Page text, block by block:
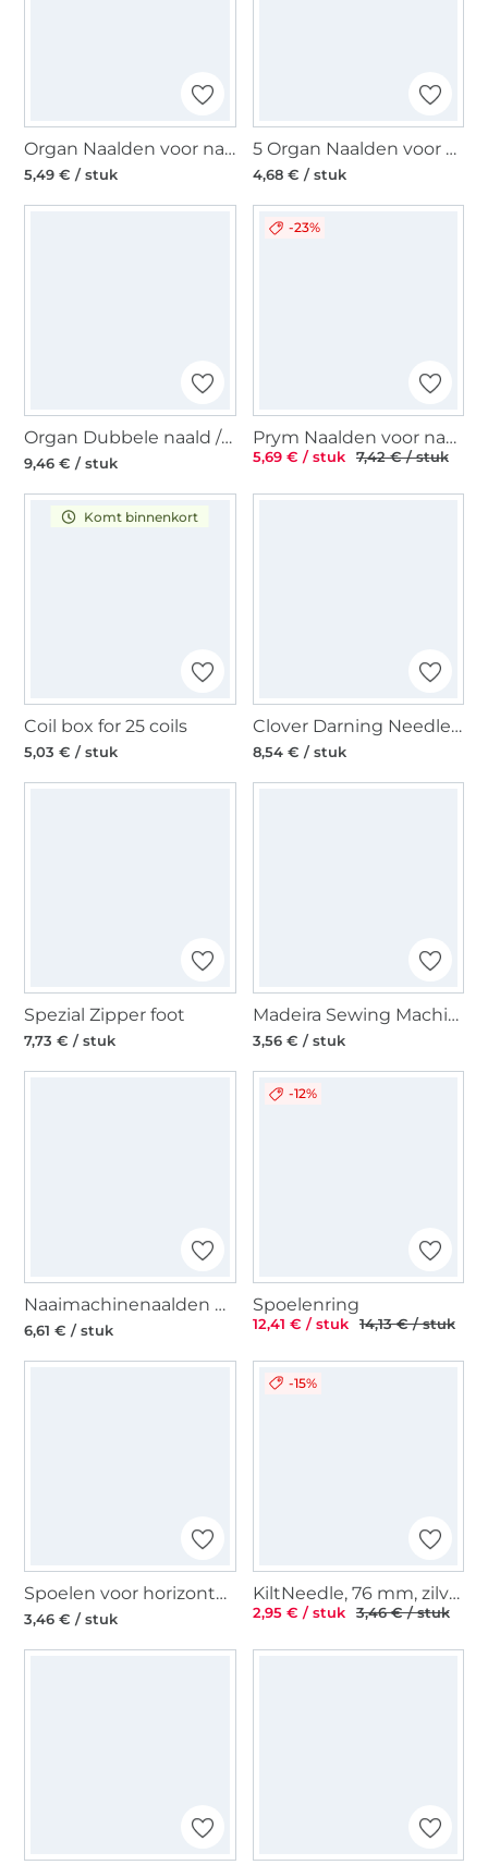
Organ Naalden voor naaimachines 130/705 H, Jersey 90
5,49 € / stuk
5 Organ Naalden voor naaimachines 130/705 H, Universal 80
4,68 € / stuk
Organ Dubbele naald / Tweelingnaald 130/705, Stretch 75/2,5 mm
9,46 € / stuk
-23%
Prym Naalden voor naaimachines Gold embroidery 75-90
5,69 € / stuk 7,42 € / stuk
Komt binnenkort
Coil box for 25 coils
5,03 € / stuk
Clover Darning Needles With Snap-In Hook Eye
8,54 € / stuk
Spezial Zipper foot
7,73 € / stuk
Madeira Sewing Machine Embroidery Needles Wool Lana 110
3,56 € / stuk
Naaimachinenaalden Sys. 130N/MET Topstitch/Metalli
6,61 € / stuk
-12%
Spoelenring
12,41 € / stuk 14,13 € / stuk
Spoelen voor horizontaal grijper Ø 20 mm KST
3,46 € / stuk
-15%
KiltNeedle, 76 mm, zilver
2,95 € / stuk 3,46 € / stuk